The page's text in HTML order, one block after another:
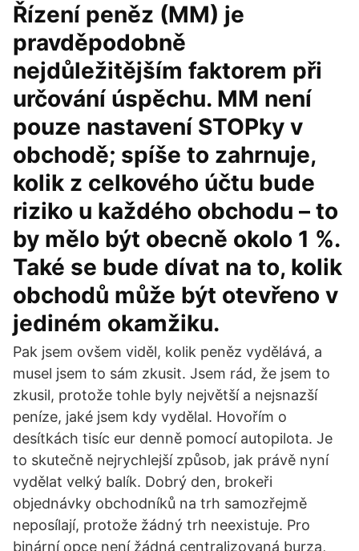
Řízení peněz (MM) je
pravděpodobně
nejdůležitějším faktorem při
určování úspěchu. MM není
pouze nastavení STOPky v
obchodě; spíše to zahrnuje,
kolik z celkového účtu bude
riziko u každého obchodu – to
by mělo být obecně okolo 1 %.
Také se bude dívat na to, kolik
obchodů může být otevřeno v
jediném okamžiku.
Pak jsem ovšem viděl, kolik peněz vydělává, a
musel jsem to sám zkusit. Jsem rád, že jsem to
zkusil, protože tohle byly největší a nejsnazší
peníze, jaké jsem kdy vydělal. Hovořím o
desítkách tisíc eur denně pomocí autopilota. Je
to skutečně nejrychlejší způsob, jak právě nyní
vydělat velký balík. Dobrý den, brokeři
objednávky obchodníků na trh samozřejmě
neposílají, protože žádný trh neexistuje. Pro
binární opce není žádná centralizovaná burza,